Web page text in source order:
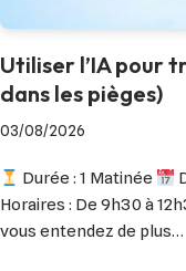
Utiliser l’IA pour
dans les pièges)
03/08/2026
Durée : 1 Matinée
Horaires : De 9h30 à
vous entendez de plus…